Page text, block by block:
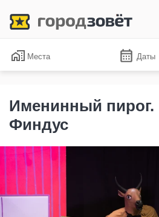
Места Даты
Именинный пирог.
Финдус